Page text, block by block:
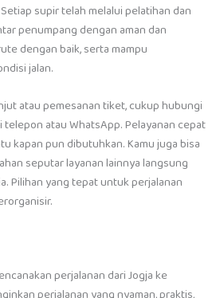
supir telah melalui pelatihan dan
penumpang dengan aman dan
dengan baik, serta mampu
jalan.
atau pemesanan tiket, cukup hubungi
atau WhatsApp. Pelayanan cepat
kapan pun dibutuhkan. Kamu juga bisa
seputar layanan lainnya langsung
Pilihan yang tepat untuk perjalanan
perjalanan dari Jogja ke